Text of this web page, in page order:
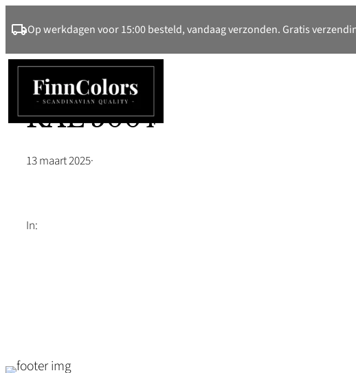
naar
de
inhoud
Op werkdagen voor 15:00 besteld, vandaag verzonden. Gratis
RAL 5004
13 maart 2025·
In: